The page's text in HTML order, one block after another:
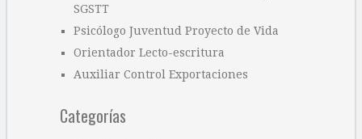
SGSTT
Psicólogo Juventud Proyecto de Vida
Orientador Lecto-escritura
Auxiliar Control Exportaciones
Categorías